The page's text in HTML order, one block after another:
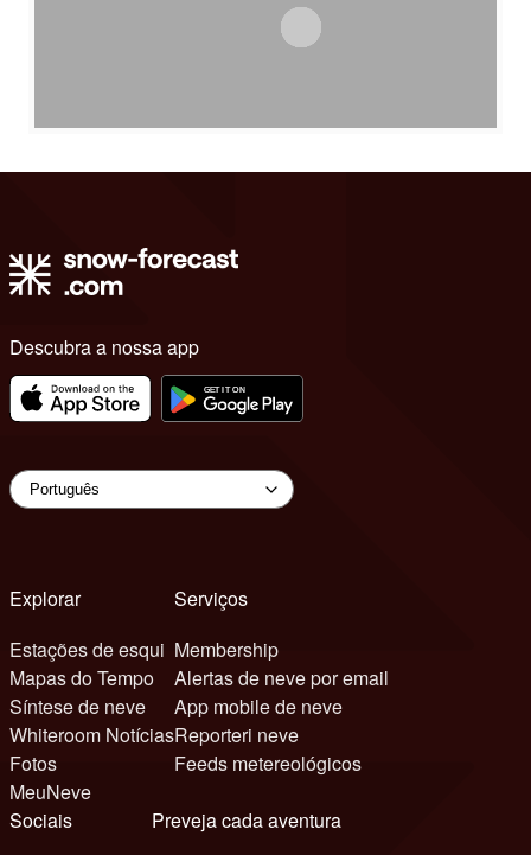
Descubra a nossa app
Explorar
Estações de esqui
Mapas do Tempo
Síntese de neve
Whiteroom Notícias
Fotos
MeuNeve
Serviços
Membership
Alertas de neve por email
App mobile de neve
Reporteri neve
Feeds metereológicos
Sociais
Preveja cada aventura